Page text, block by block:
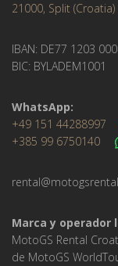
21000, Split (Croatia)
IBAN: DE77 1203
BIC: BYLADEM1001
WhatsApp:
+49 151 44288997
+385 99 6750140
Marca y operador
MotoGS Rental
de MotoGS